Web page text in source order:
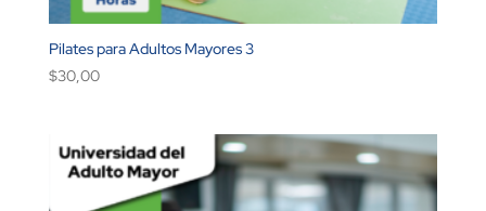
Pilates para Adultos Mayores 3
$30,00